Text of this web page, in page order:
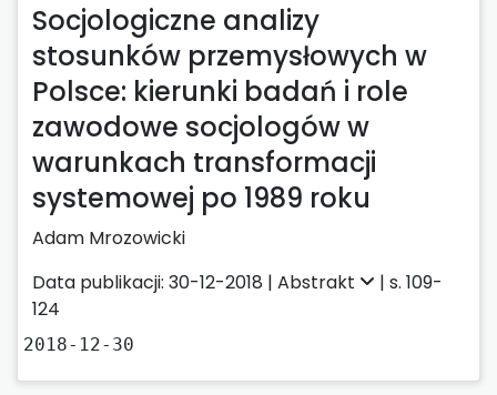
Socjologiczne analizy
stosunków przemysłowych w
Polsce: kierunki badań i role
zawodowe socjologów w
warunkach transformacji
systemowej po 1989 roku
Adam Mrozowicki
Data publikacji: 30-12-2018 | Abstrakt
| s. 109-
124
2018-12-30